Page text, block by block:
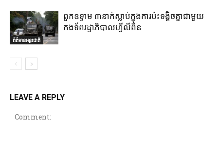
ព័ត៌មានអន្តរជាតិ
ពួកឧទ្ទាម ៣នាក់ស្លាប់ក្នុងការប៉ះទង្គិចគ្នាជាមួយ
កងទ័ពរដ្ឋាភិបាលហ្វីលីពីន
LEAVE A REPLY